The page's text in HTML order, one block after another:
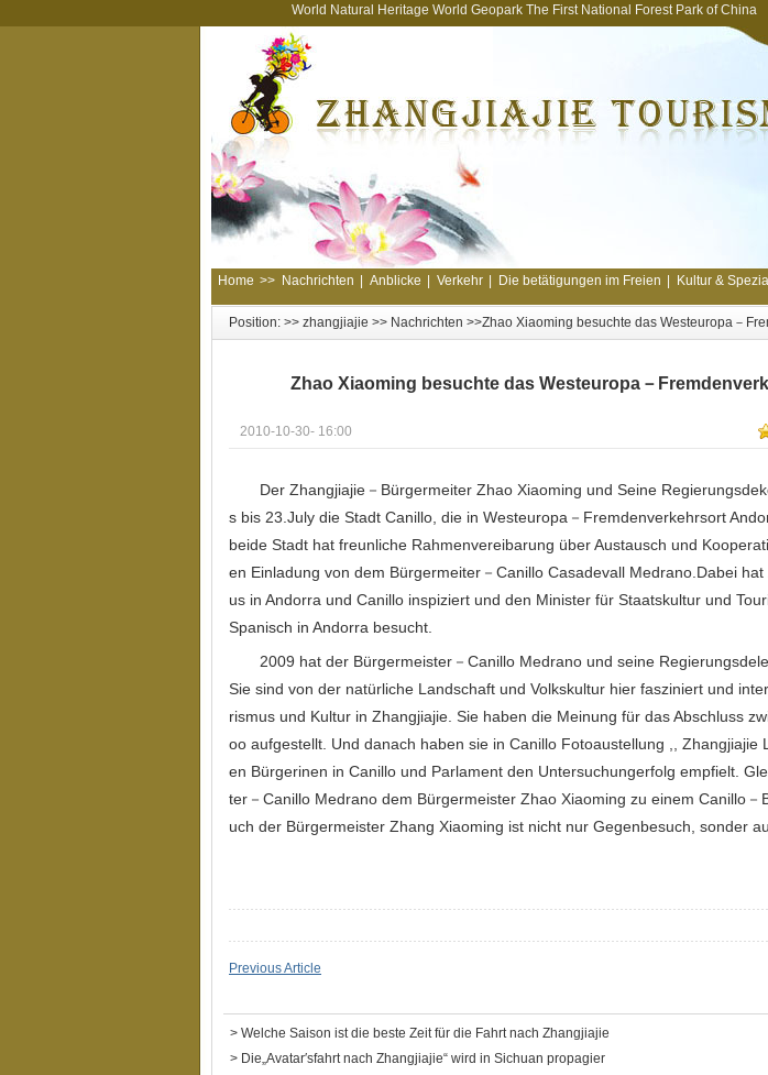
World Natural Heritage World Geopark The First National Forest Park of
Home >> Nachrichten Anblicke Verkehr Die betätigungen im Freien Kultur &
Position: >> zhangjiajie >> Nachrichten >>Zhao Xiaoming besuchte das Westeuropa－
Zhao Xiaoming besuchte das Westeuropa－
2010-10-30- 16:00
Der Zhangjiajie－Bürgermeiter Zhao Xiaoming und Seine
s bis 23.July die Stadt Canillo, die in Westeuropa－Fremdenverkehrsort
beide Stadt hat freunliche Rahmenvereibarung über Austausch und
en Einladung von dem Bürgermeiter－Canillo Casadevall Medrano.Dabei
us in Andorra und Canillo inspiziert und den Minister für Staatskultur und
Spanisch in Andorra besucht.
2009 hat der Bürgermeister－Canillo Medrano und seine
Sie sind von der natürliche Landschaft und Volkskultur hier fasziniert und
rismus und Kultur in Zhangjiajie. Sie haben die Meinung für das Abschluss
oo aufgestellt. Und danach haben sie in Canillo Fotoaustellung ,, Zhangjiajie
en Bürgerinen in Canillo und Parlament den Untersuchungerfolg empfielt.
ter－Canillo Medrano dem Bürgermeister Zhao Xiaoming zu einem Canillo
uch der Bürgermeister Zhang Xiaoming ist nicht nur Gegenbesuch, sonder
Previous Article
> Welche Saison ist die beste Zeit für die Fahrt nach Zhangjiajie
> Die„Avatar′sfahrt nach Zhangjiajie“ wird in Sichuan propagier